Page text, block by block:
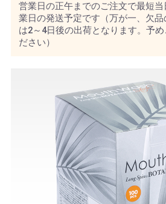
営業日の正午までのご注文で最短当
業日の発送予定です（万が一、欠品
は2～4日後の出荷となります。予め
ださい）